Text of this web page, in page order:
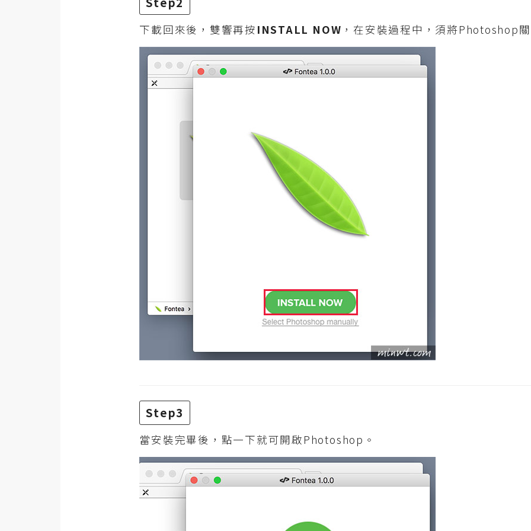
下載回來後，雙響再按 INSTALL NOW ，在安裝過程中，須將Photoshop
Step3
當安裝完畢後，點一下就可開啟Photoshop。